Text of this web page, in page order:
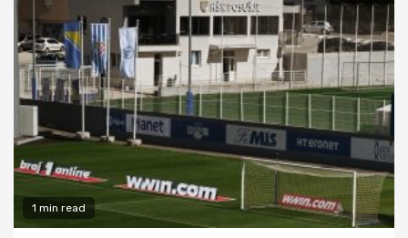
1 min read